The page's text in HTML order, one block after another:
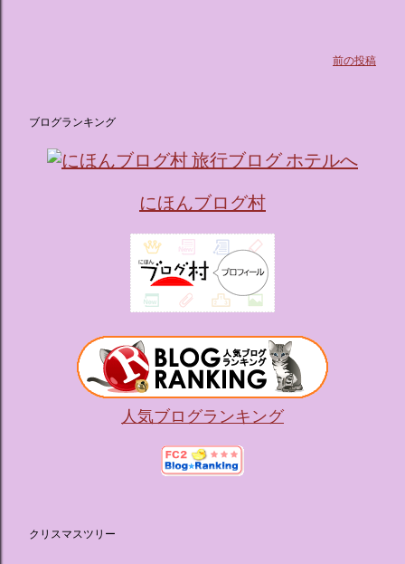
前の投稿
ブログランキング
にほんブログ村
人気ブログランキング
クリスマスツリー